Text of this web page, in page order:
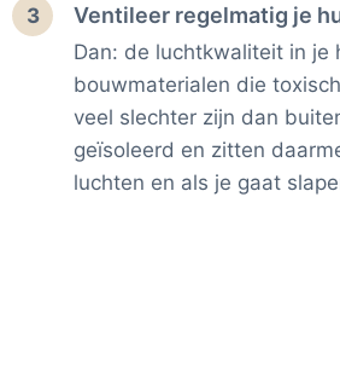
3 Ventileer regelmatig je
Dan: de luchtkwaliteit in je
bouwmaterialen die
veel slechter zijn dan
geïsoleerd en zitten
luchten en als je gaat